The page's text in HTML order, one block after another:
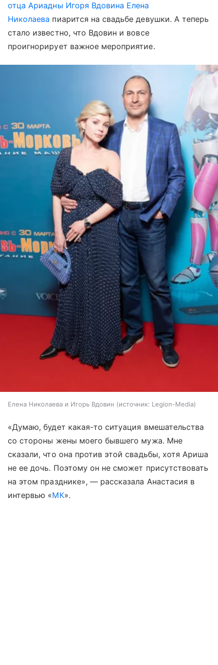
отца Ариадны Игоря Вдовина Елена
Николаева пиарится на свадьбе девушки. А теперь
стало известно, что Вдовин и вовсе
проигнорирует важное мероприятие.
Елена Николаева и Игорь Вдовин источник: Legion-Media
«Думаю, будет какая-то ситуация вмешательства
со стороны жены моего бывшего мужа. Мне
сказали, что она против этой свадьбы, хотя Ариша
не ее дочь. Поэтому он не сможет присутствовать
на этом празднике», — рассказала Анастасия в
интервью «МК».